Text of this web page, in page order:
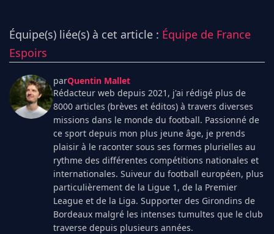
Équipe(s) liée(s) à cet article : Équipe de France
Espoirs
parQuentin Mallet
Rédacteur web depuis 2021, j'ai rédigé plus de
8000 articles (brèves et éditos) à travers diverses
missions dans le monde du football. Passionné de
ce sport depuis mon plus jeune âge, je prends
plaisir à le raconter sous ses formes plurielles au
rythme des différentes compétitions nationales et
internationales. Suiveur du football européen, plus
particulièrement de la Ligue 1, de la Premier
League et de la Liga. Supporter des Girondins de
Bordeaux malgré les intenses tumultes que le club
traverse depuis plusieurs années.